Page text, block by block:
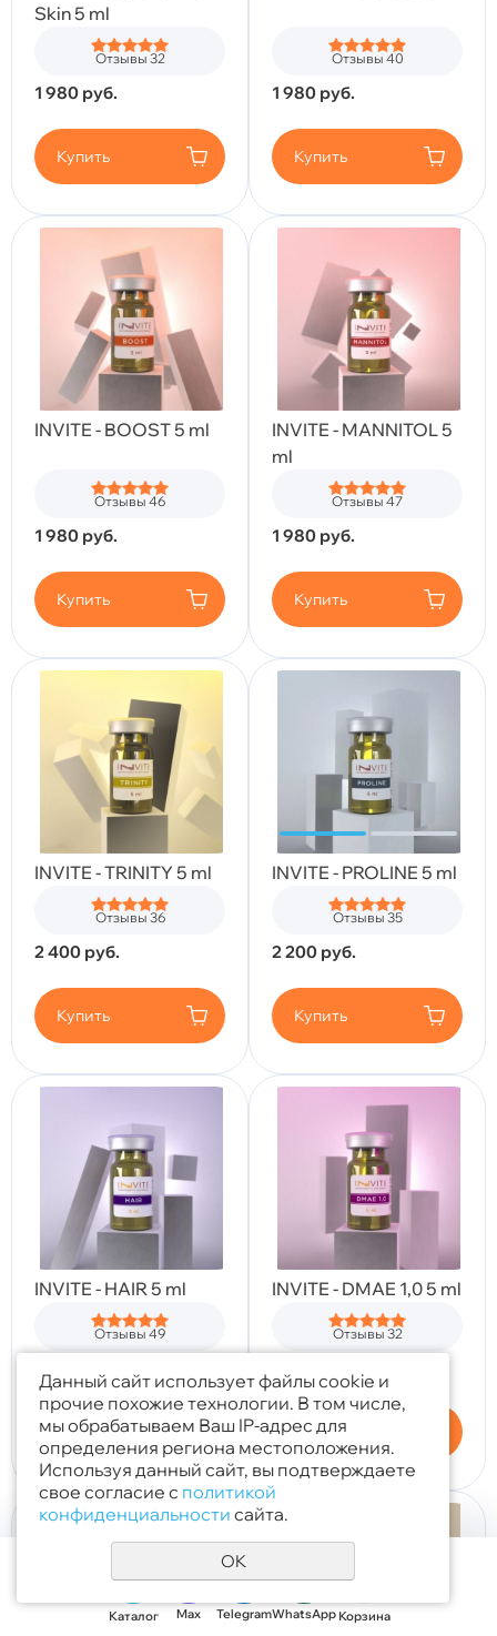
Каталог Max TelegramWhatsApp Корзина
Skin 5 ml
Отзывы 32
1 980 руб.
Купить
Отзывы 40
1 980 руб.
Купить
INVITE - BOOST 5 ml
Отзывы 46
1 980 руб.
Купить
INVITE - MANNITOL 5
ml
Отзывы 47
1 980 руб.
Купить
INVITE - TRINITY 5 ml
Отзывы 36
2 400 руб.
Купить
INVITE - PROLINE 5 ml
Отзывы 35
2 200 руб.
Купить
INVITE - HAIR 5 ml
Отзывы 49
Купить
INVITE - DMAE 1,0 5 ml
Отзывы 32
Купить
Данный сайт использует файлы cookie и
прочие похожие технологии. В том числе,
мы обрабатываем Ваш IP-адрес для
определения региона местоположения.
Используя данный сайт, вы подтверждаете
свое согласие с политикой
конфиденциальности сайта.
OK